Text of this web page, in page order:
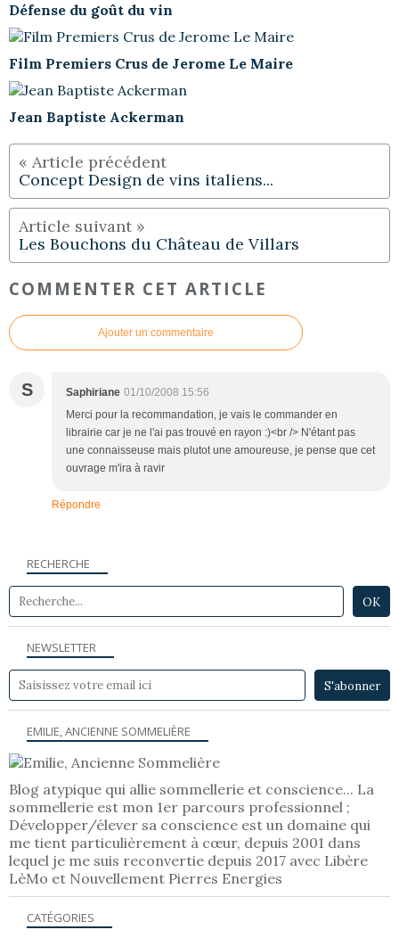
Défense du goût du vin
Film Premiers Crus de Jerome Le Maire
Jean Baptiste Ackerman
Concept Design de vins italiens...
Les Bouchons du Château de Villars
COMMENTER CET ARTICLE
Ajouter un commentaire
S Saphiriane 01/10/2008 15:56
Merci pour la recommandation, je vais le commander en
librairie car je ne l'ai pas trouvé en rayon :)<br /> N'étant pas
une connaisseuse mais plutot une amoureuse, je pense que cet
ouvrage m'ira à ravir
Répondre
NEWSLETTER
RECHERCHE
EMILIE, ANCIENNE SOMMELIÈRE
Blog atypique qui allie sommellerie et conscience... La
sommellerie est mon 1er parcours professionnel ;
Développer/élever sa conscience est un domaine qui
me tient particulièrement à cœur, depuis 2001 dans
lequel je me suis reconvertie depuis 2017 avec Libère
LèMo et Nouvellement Pierres Energies
CATÉGORIES